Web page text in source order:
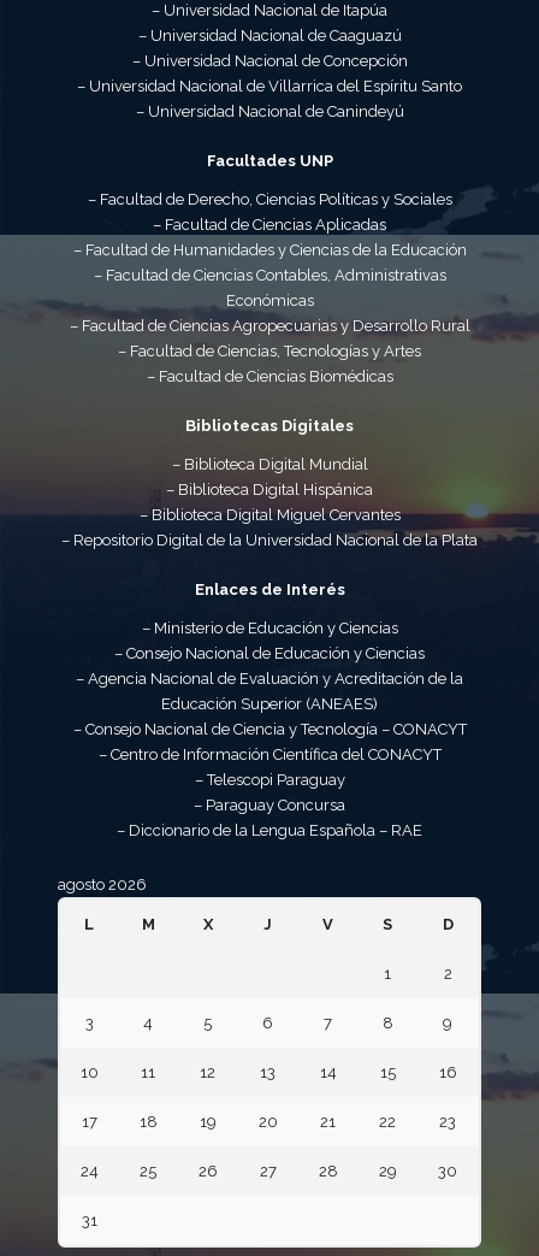
– Universidad Nacional de Itapúa
– Universidad Nacional de Caaguazú
– Universidad Nacional de Concepción
– Universidad Nacional de Villarrica del Espíritu Santo
– Universidad Nacional de Canindeyú
Facultades UNP
– Facultad de Derecho, Ciencias Políticas y Sociales
– Facultad de Ciencias Aplicadas
– Facultad de Humanidades y Ciencias de la Educación
– Facultad de Ciencias Contables, Administrativas
Económicas
– Facultad de Ciencias Agropecuarias y Desarrollo Rural
– Facultad de Ciencias, Tecnologías y Artes
– Facultad de Ciencias Biomédicas
Bibliotecas Digitales
– Biblioteca Digital Mundial
– Biblioteca Digital Hispánica
– Biblioteca Digital Miguel Cervantes
– Repositorio Digital de la Universidad Nacional de la Plata
Enlaces de Interés
– Ministerio de Educación y Ciencias
– Consejo Nacional de Educación y Ciencias
– Agencia Nacional de Evaluación y Acreditación de la
Educación Superior (ANEAES)
– Consejo Nacional de Ciencia y Tecnología – CONACYT
– Centro de Información Científica del CONACYT
– Telescopi Paraguay
– Paraguay Concursa
– Diccionario de la Lengua Española – RAE
agosto 2026
L M X J V S D
1 2
3 4 5 6 7 8 9
10 11 12 13 14 15 16
17 18 19 20 21 22 23
24 25 26 27 28 29 30
31